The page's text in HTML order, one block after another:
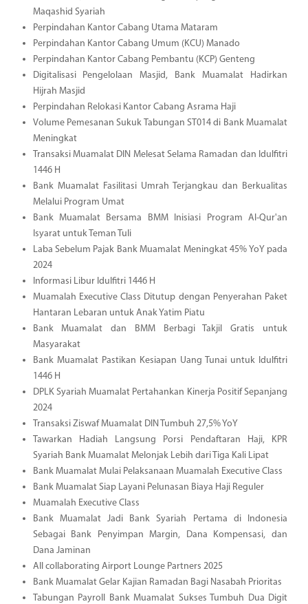
Maqashid Syariah
Perpindahan Kantor Cabang Utama Mataram
Perpindahan Kantor Cabang Umum (KCU) Manado
Perpindahan Kantor Cabang Pembantu (KCP) Genteng
Digitalisasi Pengelolaan Masjid, Bank Muamalat Hadirkan
Hijrah Masjid
Perpindahan Relokasi Kantor Cabang Asrama Haji
Volume Pemesanan Sukuk Tabungan ST014 di Bank Muamalat
Meningkat
Transaksi Muamalat DIN Melesat Selama Ramadan dan Idulfitri
1446 H
Bank Muamalat Fasilitasi Umrah Terjangkau dan Berkualitas
Melalui Program Umat
Bank Muamalat Bersama BMM Inisiasi Program Al-Qur'an
Isyarat untuk Teman Tuli
Laba Sebelum Pajak Bank Muamalat Meningkat 45% YoY pada
2024
Informasi Libur Idulfitri 1446 H
Muamalah Executive Class Ditutup dengan Penyerahan Paket
Hantaran Lebaran untuk Anak Yatim Piatu
Bank Muamalat dan BMM Berbagi Takjil Gratis untuk
Masyarakat
Bank Muamalat Pastikan Kesiapan Uang Tunai untuk Idulfitri
1446 H
DPLK Syariah Muamalat Pertahankan Kinerja Positif Sepanjang
2024
Transaksi Ziswaf Muamalat DIN Tumbuh 27,5% YoY
Tawarkan Hadiah Langsung Porsi Pendaftaran Haji, KPR
Syariah Bank Muamalat Melonjak Lebih dari Tiga Kali Lipat
Bank Muamalat Mulai Pelaksanaan Muamalah Executive Class
Bank Muamalat Siap Layani Pelunasan Biaya Haji Reguler
Muamalah Executive Class
Bank Muamalat Jadi Bank Syariah Pertama di Indonesia
Sebagai Bank Penyimpan Margin, Dana Kompensasi, dan
Dana Jaminan
All collaborating Airport Lounge Partners 2025
Bank Muamalat Gelar Kajian Ramadan Bagi Nasabah Prioritas
Tabungan Payroll Bank Muamalat Sukses Tumbuh Dua Digit